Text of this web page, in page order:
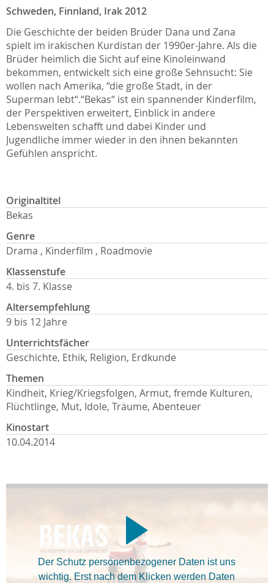
Schweden, Finnland, Irak 2012
Die Geschichte der beiden Brüder Dana und Zana
spielt im irakischen Kurdistan der 1990er-Jahre. Als die
Brüder heimlich die Sicht auf eine Kinoleinwand
bekommen, entwickelt sich eine große Sehnsucht: Sie
wollen nach Amerika, “die große Stadt, in der
Superman lebt“.“Bekas“ ist ein spannender Kinderfilm,
der Perspektiven erweitert, Einblick in andere
Lebenswelten schafft und dabei Kinder und
Jugendliche immer wieder in den ihnen bekannten
Gefühlen anspricht.
Originaltitel
Bekas
Genre
Drama , Kinderfilm , Roadmovie
Klassenstufe
4. bis 7. Klasse
Altersempfehlung
9 bis 12 Jahre
Unterrichtsfächer
Geschichte, Ethik, Religion, Erdkunde
Themen
Kindheit, Krieg/Kriegsfolgen, Armut, fremde Kulturen,
Flüchtlinge, Mut, Idole, Träume, Abenteuer
Kinostart
10.04.2014
Der Schutz personenbezogener Daten ist uns
wichtig. Erst nach dem Klicken werden Daten